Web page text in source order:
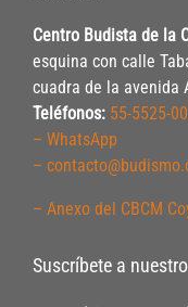
Centro Budista de la
esquina con calle
cuadra de la avenida
Teléfonos: 55-5525-
– WhatsApp
–
– Anexo del CBCM
Suscríbete a